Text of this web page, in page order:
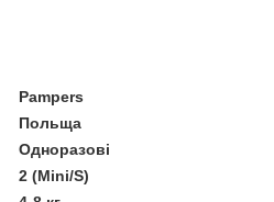
Pampers
Польща
Одноразові
2 (Mini/S)